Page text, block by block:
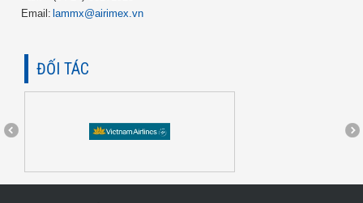
Email: lammx@airimex.vn
ĐỐI TÁC